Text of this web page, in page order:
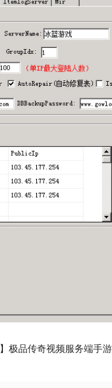
】极品传奇视频服务端手